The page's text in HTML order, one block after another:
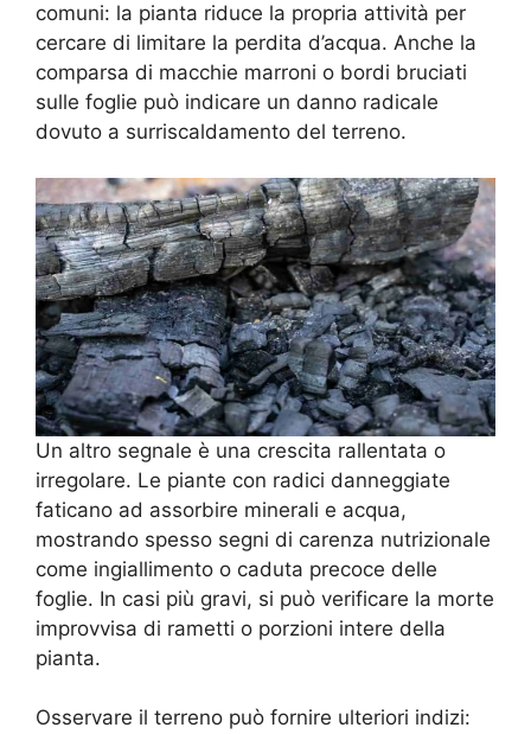
comuni: la pianta riduce la propria attività per
cercare di limitare la perdita d’acqua. Anche la
comparsa di macchie marroni o bordi bruciati
sulle foglie può indicare un danno radicale
dovuto a surriscaldamento del terreno.
Un altro segnale è una crescita rallentata o
irregolare. Le piante con radici danneggiate
faticano ad assorbire minerali e acqua,
mostrando spesso segni di carenza nutrizionale
come ingiallimento o caduta precoce delle
foglie. In casi più gravi, si può verificare la morte
improvvisa di rametti o porzioni intere della
pianta.
Osservare il terreno può fornire ulteriori indizi: